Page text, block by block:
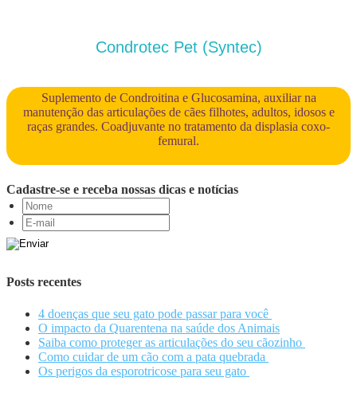
Condrotec Pet (Syntec)
Suplemento de Condroitina e Glucosamina, auxiliar na
manutenção das articulações de cães filhotes, adultos, idosos e
raças grandes. Coadjuvante no tratamento da displasia coxo-
femural.
Cadastre-se e receba nossas dicas e notícias
Posts recentes
4 doenças que seu gato pode passar para você
O impacto da Quarentena na saúde dos Animais
Saiba como proteger as articulações do seu cãozinho
Como cuidar de um cão com a pata quebrada
Os perigos da esporotricose para seu gato